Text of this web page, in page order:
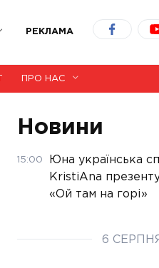
РЕКЛАМА
ПРО НАС
Новини
15:00
Юна українська
KristiAna
«Ой там на горі»
6